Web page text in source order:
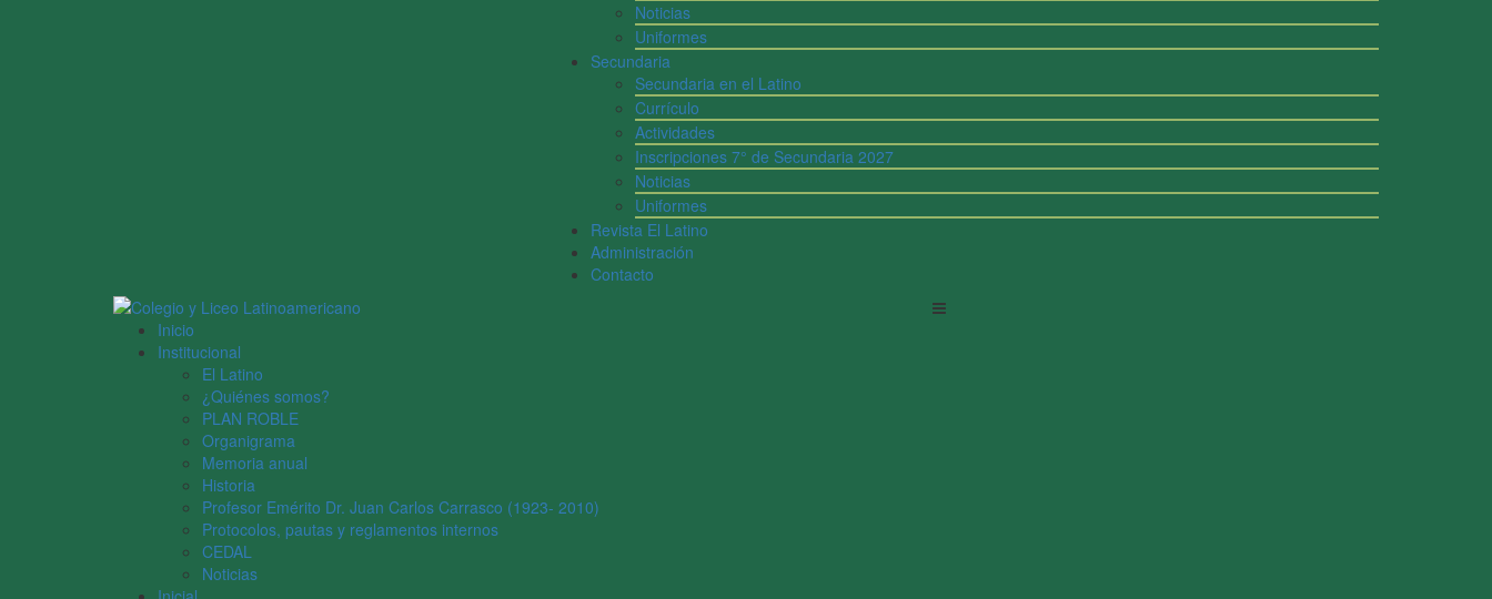
Noticias
Uniformes
Secundaria
Secundaria en el Latino
Currículo
Actividades
Inscripciones 7° de Secundaria 2027
Noticias
Uniformes
Revista El Latino
Administración
Contacto
Inicio
Institucional
El Latino
¿Quiénes somos?
PLAN ROBLE
Organigrama
Memoria anual
Historia
Profesor Emérito Dr. Juan Carlos Carrasco (1923- 2010)
Protocolos, pautas y reglamentos internos
CEDAL
Noticias